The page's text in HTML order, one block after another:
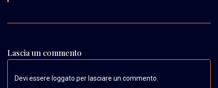
Lascia un commento
Devi essere loggato per lasciare un commento.